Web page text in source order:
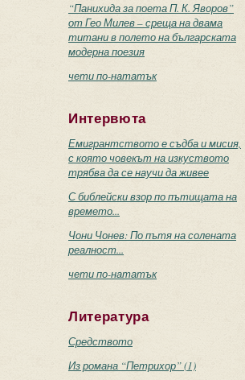
“Панихида за поета П. К. Яворов”
от Гео Милев – среща на двама
титани в полето на българската
модерна поезия
чети по-нататък
Интервюта
Емигрантството е съдба и мисия,
с която човекът на изкуството
трябва да се научи да живее
С библейски взор по пътищата на
времето...
Чони Чонев: По пътя на солената
реалност...
чети по-нататък
Литература
Средството
Из романа “Петрихор” (1)